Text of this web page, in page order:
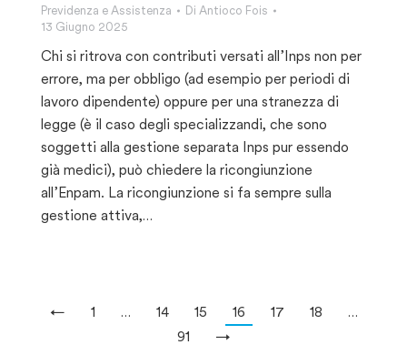
Previdenza e Assistenza Di Antioco Fois
13 Giugno 2025
Chi si ritrova con contributi versati all’Inps non per
errore, ma per obbligo (ad esempio per periodi di
lavoro dipendente) oppure per una stranezza di
legge (è il caso degli specializzandi, che sono
soggetti alla gestione separata Inps pur essendo
già medici), può chiedere la ricongiunzione
all’Enpam. La ricongiunzione si fa sempre sulla
gestione attiva,…
← 1 … 14 15 16 17 18
…
91
→